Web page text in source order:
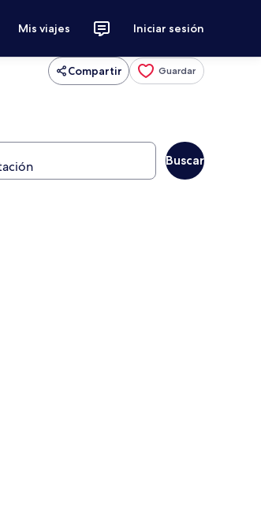
Mis viajes Iniciar sesión
Compartir Guardar
Buscar